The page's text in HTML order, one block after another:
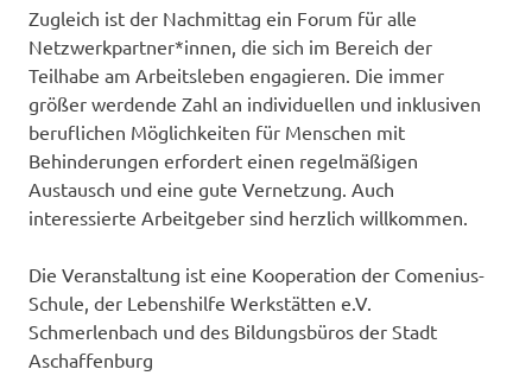
Zugleich ist der Nachmittag ein Forum für alle
Netzwerkpartner*innen, die sich im Bereich der
Teilhabe am Arbeitsleben engagieren. Die immer
größer werdende Zahl an individuellen und inklusiven
beruflichen Möglichkeiten für Menschen mit
Behinderungen erfordert einen regelmäßigen
Austausch und eine gute Vernetzung. Auch
interessierte Arbeitgeber sind herzlich willkommen.
Die Veranstaltung ist eine Kooperation der Comenius-
Schule, der Lebenshilfe Werkstätten e.V.
Schmerlenbach und des Bildungsbüros der Stadt
Aschaffenburg